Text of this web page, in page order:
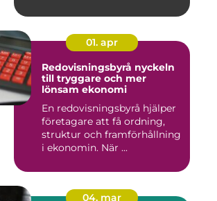
01. apr
Redovisningsbyrå nyckeln
till tryggare och mer
lönsam ekonomi
En redovisningsbyrå hjälper
företagare att få ordning,
struktur och framförhållning
i ekonomin. När ...
04. mar